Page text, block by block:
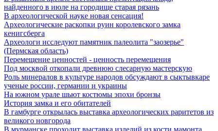
найденного в июле на городище старая рязань
В археологической науке новая сенсация!
Археологические раскопки руин королевского замка
кенигсберга
Археологи исследуют памятник палеолита "заозерье"
(Пермская область)
Перемещение ценностей - ценность перемещения
Под москвой откопали древнюю слесарную мастерскую
Роль минералов в культуре народов обсуждают в сыктывкаре
ученые россии, германии и украины
На южном урале шьют костюмы эпохи бронзы
История замка и его обитателей
В гамбурге открылась выставка археологических раритетов из
великого новгорода
В мурманске проходит выставка изделий из кости мамонта